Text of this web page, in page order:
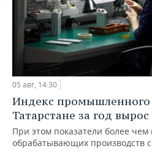
05 авг, 14:30
Индекс промышленного
Татарстане за год вырос
При этом показатели более
обрабатывающих производств